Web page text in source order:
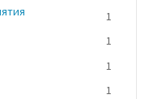
1
1
1
1